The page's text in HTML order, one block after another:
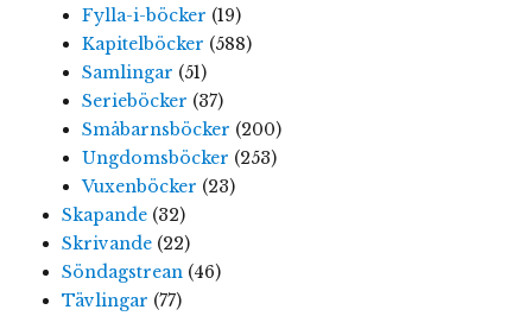
Fylla-i-böcker (19)
Kapitelböcker (588)
Samlingar (51)
Serieböcker (37)
Småbarnsböcker (200)
Ungdomsböcker (253)
Vuxenböcker (23)
Skapande(32)
Skrivande(22)
Söndagstrean(46)
Tävlingar (77)